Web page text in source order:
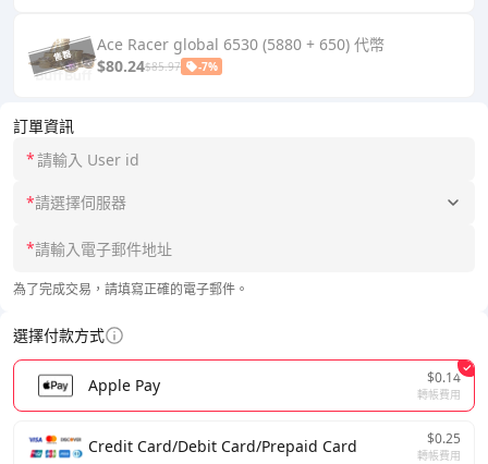
訂單資訊
*
*請選擇伺服器
*
為了完成交易，請填寫正確的電子郵件。
選擇付款方式
Apple Pay $0.14
轉帳費用
Credit Card/Debit Card/Prepaid Card $0.25
轉帳費用
Ace Racer global 6530 (5880 + 650) 代幣
$80.24$85.97 -7%